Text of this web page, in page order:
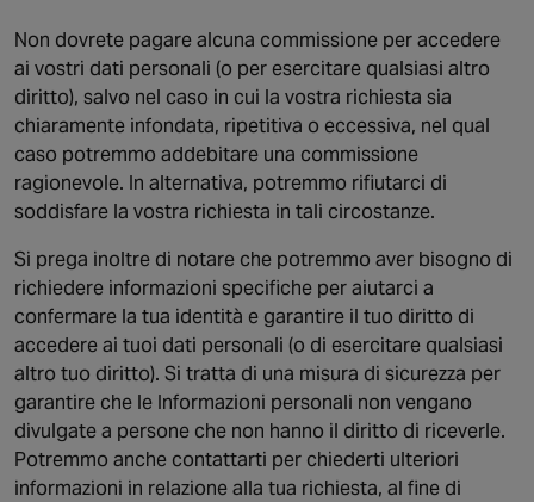
Non dovrete pagare alcuna commissione per accedere
ai vostri dati personali (o per esercitare qualsiasi altro
diritto), salvo nel caso in cui la vostra richiesta sia
chiaramente infondata, ripetitiva o eccessiva, nel qual
caso potremmo addebitare una commissione
ragionevole. In alternativa, potremmo rifiutarci di
soddisfare la vostra richiesta in tali circostanze.
Si prega inoltre di notare che potremmo aver bisogno di
richiedere informazioni specifiche per aiutarci a
confermare la tua identità e garantire il tuo diritto di
accedere ai tuoi dati personali (o di esercitare qualsiasi
altro tuo diritto). Si tratta di una misura di sicurezza per
garantire che le Informazioni personali non vengano
divulgate a persone che non hanno il diritto di riceverle.
Potremmo anche contattarti per chiederti ulteriori
informazioni in relazione alla tua richiesta, al fine di